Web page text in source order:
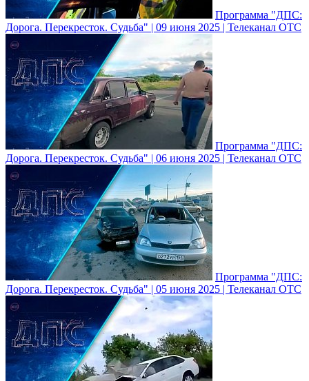
Программа "ДПС:
Дорога. Перекресток. Судьба" | 09 июня 2025 | Телеканал ОТС
Программа "ДПС:
Дорога. Перекресток. Судьба" | 06 июня 2025 | Телеканал ОТС
Программа "ДПС:
Дорога. Перекресток. Судьба" | 05 июня 2025 | Телеканал ОТС